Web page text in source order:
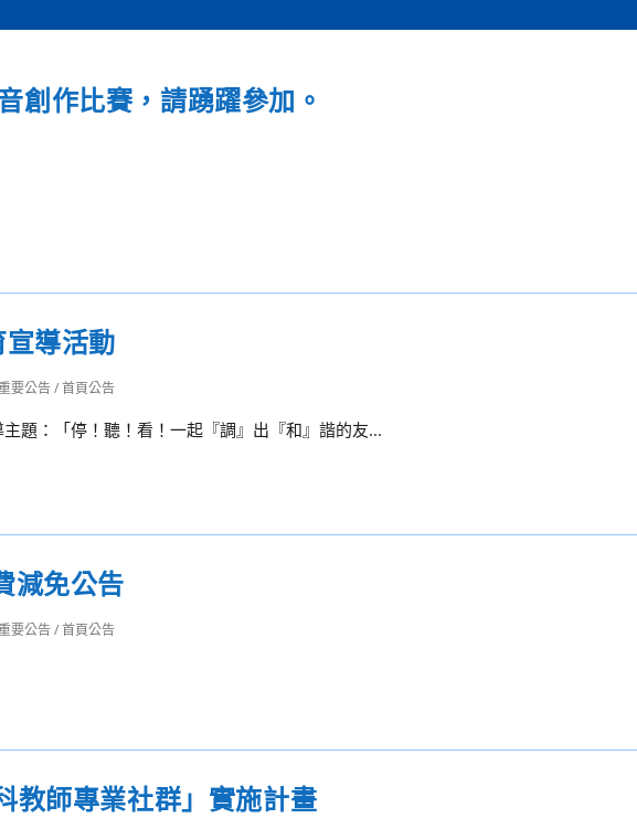
創作比賽，請踴躍參加。
導活動
要公告/首頁公告
題：「停！聽！看！一起『調』出『和』諧的友...
減免公告
要公告/首頁公告
教師專業社群」實施計畫